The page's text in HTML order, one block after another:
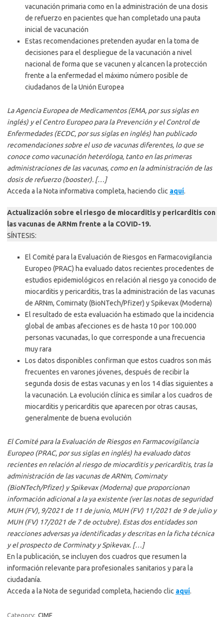
vacunación primaria como en la administración de una dosis
de refuerzo en pacientes que han completado una pauta
inicial de vacunación
Estas recomendaciones pretenden ayudar en la toma de
decisiones para el despliegue de la vacunación a nivel
nacional de forma que se vacunen y alcancen la protección
frente a la enfermedad el máximo número posible de
ciudadanos de la Unión Europea
La Agencia Europea de Medicamentos (EMA, por sus siglas en
inglés) y el Centro Europeo para la Prevención y el Control de
Enfermedades (ECDC, por sus siglas en inglés) han publicado
recomendaciones sobre el uso de vacunas diferentes, lo que se
conoce como vacunación heteróloga, tanto en las primeras
administraciones de las vacunas, como en la administración de las
dosis de refuerzo (booster). […]
Acceda a la Nota informativa completa, haciendo clic aquí.
Actualización sobre el riesgo de miocarditis y pericarditis con
las vacunas de ARNm frente a la COVID-19.
SÍNTESIS:
El Comité para la Evaluación de Riesgos en Farmacovigilancia
Europeo (PRAC) ha evaluado datos recientes procedentes de
estudios epidemiológicos en relación al riesgo ya conocido de
miocarditis y pericarditis, tras la administración de las vacunas
de ARNm, Comirnaty (BioNTech/Pfizer) y Spikevax (Moderna)
El resultado de esta evaluación ha estimado que la incidencia
global de ambas afecciones es de hasta 10 por 100.000
personas vacunadas, lo que corresponde a una frecuencia
muy rara
Los datos disponibles confirman que estos cuadros son más
frecuentes en varones jóvenes, después de recibir la
segunda dosis de estas vacunas y en los 14 días siguientes a
la vacunación. La evolución clínica es similar a los cuadros de
miocarditis y pericarditis que aparecen por otras causas,
generalmente de buena evolución
El Comité para la Evaluación de Riesgos en Farmacovigilancia
Europeo (PRAC, por sus siglas en inglés) ha evaluado datos
recientes en relación al riesgo de miocarditis y pericarditis, tras la
administración de las vacunas de ARNm, Comirnaty
(BioNTech/Pfizer) y Spikevax (Moderna) que proporcionan
información adicional a la ya existente (ver las notas de seguridad
MUH (FV), 9/2021 de 11 de junio, MUH (FV) 11/2021 de 9 de julio y
MUH (FV) 17/2021 de 7 de octubre). Estas dos entidades son
reacciones adversas ya identificadas y descritas en la ficha técnica
y el prospecto de Corminaty y Spikevax. […]
En la publicación, se incluyen dos cuadros que resumen la
información relevante para profesionales sanitarios y para la
ciudadanía.
Acceda a la Nota de seguridad completa, haciendo clic aquí.
Category: CIME